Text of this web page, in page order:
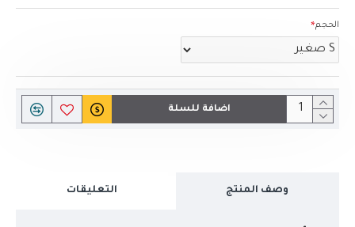
الحجم
اضافة للسلة
وصف المنتج التعليقات